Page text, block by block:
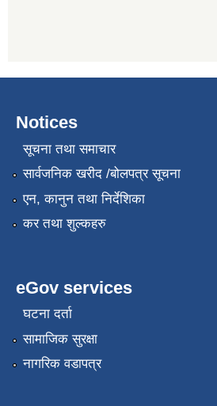
Notices
सूचना तथा समाचार
सार्वजनिक खरीद /बोलपत्र सूचना
एन, कानुन तथा निर्देशिका
कर तथा शुल्कहरु
eGov services
घटना दर्ता
सामाजिक सुरक्षा
नागरिक वडापत्र